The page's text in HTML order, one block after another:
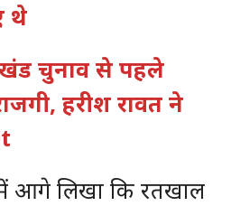
थे
चुनाव से पहले
हरीश रावत ने
में आगे लिखा कि रतखाल